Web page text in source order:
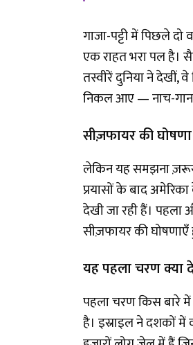
गाजा-पट्टी में पिछले
एक राहत भरा पल है।
तस्वीरें दुनिया ने
निकल आए — नाच-
सीज़फायर की
लेकिन यह समझना
प्रयासों के बाद
देखी जा रही हैं। पहला
सीज़फायर की घोषणाएँ
यह पहला चरण क्या
पहला चरण किस बारे
है। इस्राइल ने दशकों में